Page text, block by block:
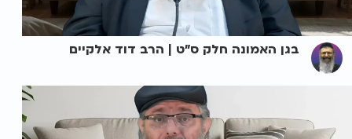
בגן האמונה חלק ס"ט | הרב דוד אלקיים